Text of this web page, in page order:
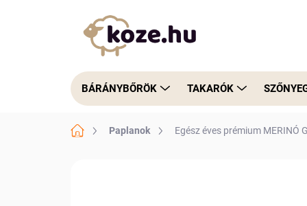
BÁRÁNYBŐRÖK TAKARÓK
KezdőlapPaplanok Egész éves prémium MERINÓ